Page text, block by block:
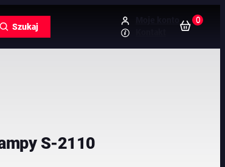
Szukaj
0
S-2110